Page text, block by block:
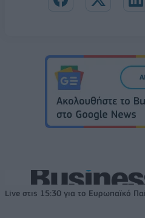
Live στις 15:30 για το Ευρωπαϊκό